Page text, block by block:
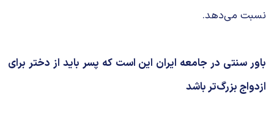
نسبت می‌‌‌دهد.
باور سنتی در جامعه ایران این است که پسر باید از دختر برای
ازدواج بزرگ‌تر باشد